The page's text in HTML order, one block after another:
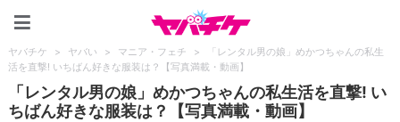
ヤバチケ > ヤバい > マニア・フェチ >
「レンタル男の娘」めかつちゃんの私生
活を直撃! いちばん好きな服装は？【写真満載・動画】
「レンタル男の娘」めかつちゃんの私生活を直撃! い
ちばん好きな服装は？【写真満載・動画】